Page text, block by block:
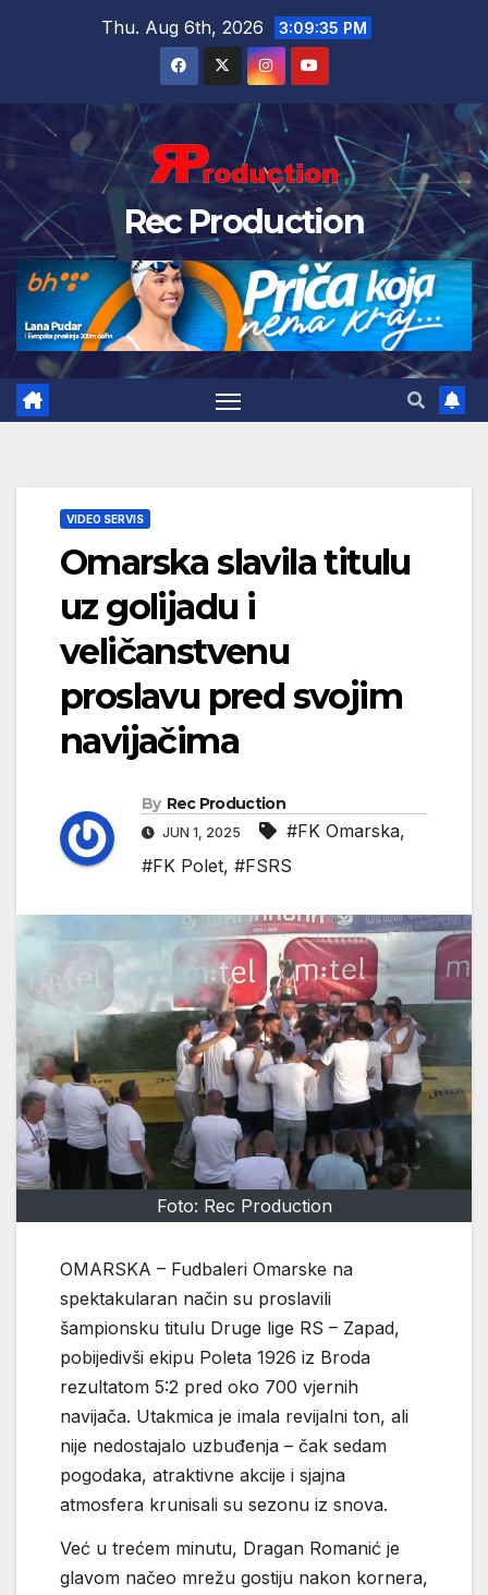
Thu. Aug 6th, 2026 3:09:37 PM
Rec Production
VIDEO SERVIS
Omarska slavila titulu
uz golijadu i
veličanstvenu
proslavu pred svojim
navijačima
By Rec Production
JUN 1, 2025 #FK Omarska,
#FK Polet, #FSRS
Foto: Rec Production
OMARSKA – Fudbaleri Omarske na
spektakularan način su proslavili
šampionsku titulu Druge lige RS – Zapad,
pobijedivši ekipu Poleta 1926 iz Broda
rezultatom 5:2 pred oko 700 vjernih
navijača. Utakmica je imala revijalni ton, ali
nije nedostajalo uzbuđenja – čak sedam
pogodaka, atraktivne akcije i sjajna
atmosfera krunisali su sezonu iz snova.
Već u trećem minutu, Dragan Romanić je
glavom načeo mrežu gostiju nakon kornera,